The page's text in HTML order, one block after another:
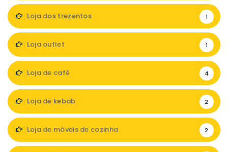
Loja dos trezentos 1
Loja outlet 1
Loja de café 4
Loja de kebab 2
Loja de móveis de cozinha 2